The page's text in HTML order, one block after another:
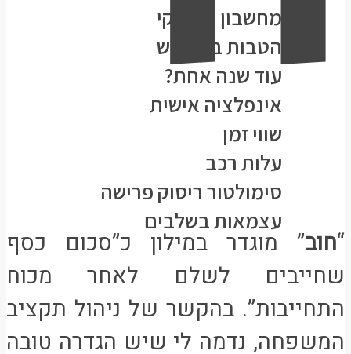
מחשבון שווי נקי
הטבות בקרנ”ש
עוד שנה אחת?
אינפלציה אישית
שווי זמן
עלות רכב
סימולטור ריסוק פרישה
עצמאות בשלבים
כל הפוסטים
פורום
צרו קשר
מידע משפטי
“חוב” מוגדר במילון כ”סכום כסף
שחייבים לשלם לאחר מכוח
התחייבות”. בהקשר של ניהול תקציב
המשפחה, נדמה לי שיש הגדרה טובה